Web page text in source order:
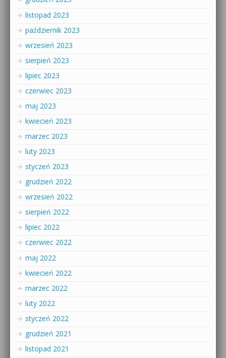
listopad 2023
październik 2023
wrzesień 2023
sierpień 2023
lipiec 2023
czerwiec 2023
maj 2023
kwiecień 2023
marzec 2023
luty 2023
styczeń 2023
grudzień 2022
wrzesień 2022
sierpień 2022
lipiec 2022
czerwiec 2022
maj 2022
kwiecień 2022
marzec 2022
luty 2022
styczeń 2022
grudzień 2021
listopad 2021